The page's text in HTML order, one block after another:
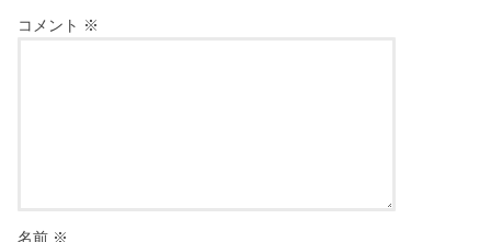
コメント ※
名前 ※